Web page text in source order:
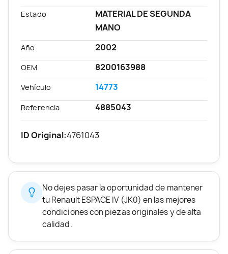
Estado
MATERIAL DE SEGUNDA
MANO
Año 2002
OEM 8200163988
Vehículo 14773
Referencia 4885043
ID Original:4761043
No dejes pasar la oportunidad de mantener
tu Renault ESPACE IV (JK0) en las mejores
condiciones con piezas originales y de alta
calidad.